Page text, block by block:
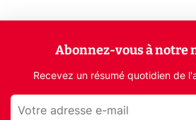
Abonnez-vous à notre
Recevez un résumé quotidien de